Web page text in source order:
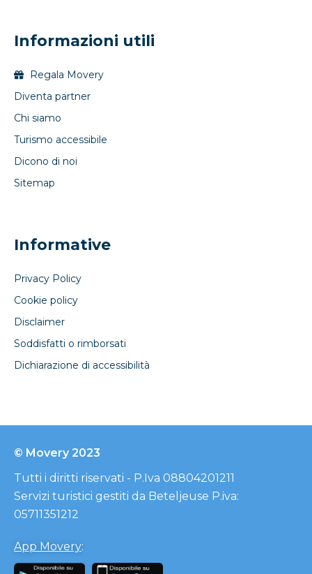
Informazioni utili
Regala Movery
Diventa partner
Chi siamo
Turismo accessibile
Dicono di noi
Sitemap
Informative
Privacy Policy
Cookie policy
Disclaimer
Soddisfatti o rimborsati
Dichiarazione di accessibilità
© Movery 2023
Tutti i diritti riservati - P.Iva 08804201211
Servizi turistici gestiti da Beteljeuse P.iva:
05711351212
App Movery: